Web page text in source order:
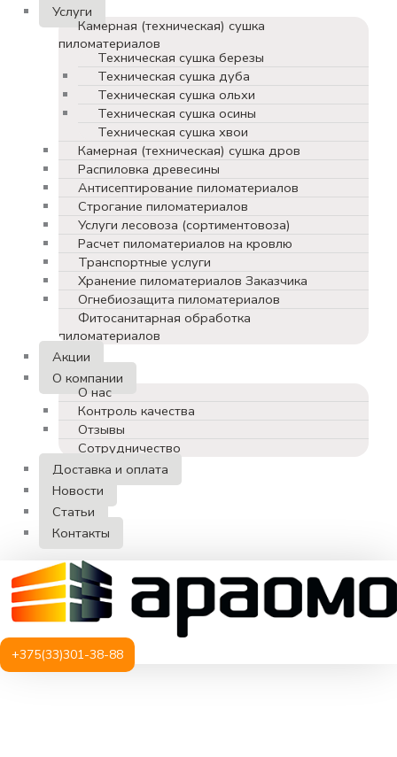
Услуги
Камерная (техническая) сушка
пиломатериалов
Техническая сушка березы
Техническая сушка дуба
Техническая сушка ольхи
Техническая сушка осины
Техническая сушка хвои
Камерная (техническая) сушка дров
Распиловка древесины
Антисептирование пиломатериалов
Строгание пиломатериалов
Услуги лесовоза (сортиментовоза)
Расчет пиломатериалов на кровлю
Транспортные услуги
Хранение пиломатериалов Заказчика
Огнебиозащита пиломатериалов
Фитосанитарная обработка
пиломатериалов
Акции
О компании
О нас
Контроль качества
Отзывы
Сотрудничество
Доставка и оплата
Новости
Статьи
Контакты
+375(33)301-38-88